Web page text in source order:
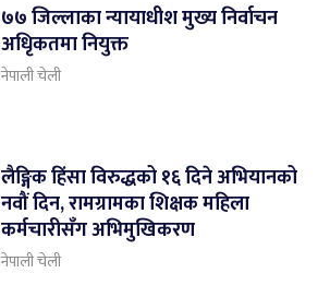
७७ जिल्लाका न्यायाधीश मुख्य निर्वाचन
अधिृकतमा नियुक्त
नेपाली चेली
लैङ्गिक हिंसा विरुद्धको १६ दिने अभियानको
नवौं दिन, रामग्रामका शिक्षक महिला
कर्मचारीसँग अभिमुखिकरण
नेपाली चेली